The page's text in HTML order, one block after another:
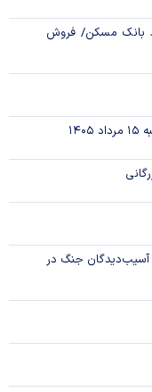
توسط بانک مسکن/ فروش
به آسیب‌دیدگان جنگ در